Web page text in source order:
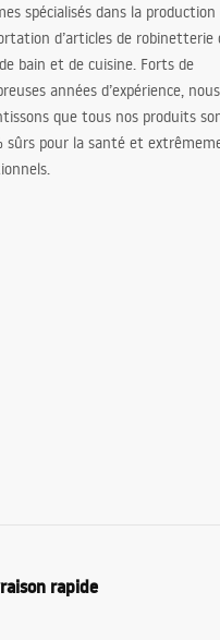
spécialisés dans la
d’articles de robinetterie
bain et de cuisine. Forts de
années d’expérience, nous
que tous nos produits
sûrs pour la santé et
rapide